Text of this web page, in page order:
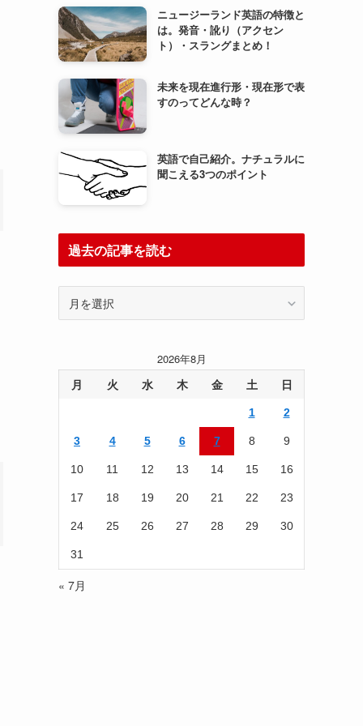
ニュージーランド英語の特徴と
は。発音・訛り（アクセン
ト）・スラングまとめ！
未来を現在進行形・現在形で表
すのってどんな時？
英語で自己紹介。ナチュラルに
聞こえる3つのポイント
過去の記事を読む
事
2026年8月
月 火 水 木 金 土 日
1 2
3 4 5 6 7 8 9
10 11 12 13 14 15 16
17 18 19 20 21 22 23
24 25 26 27 28 29 30
31
« 7月